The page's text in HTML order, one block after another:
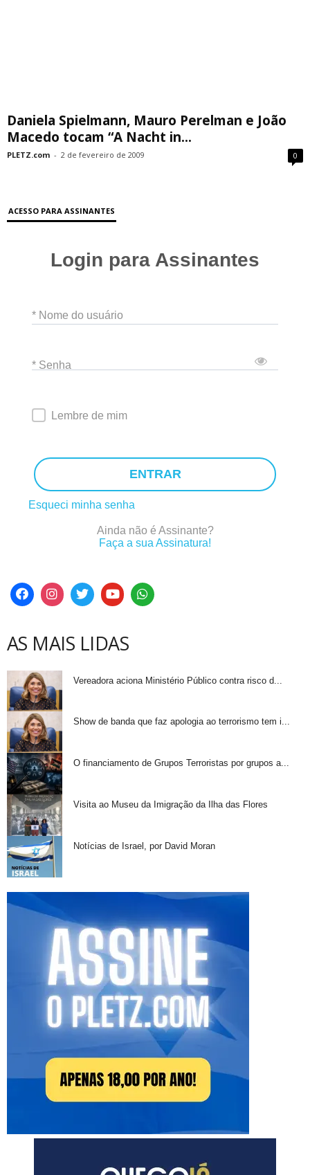
Daniela Spielmann, Mauro Perelman e João
Macedo tocam “A Nacht in...
PLETZ.com - 2 de fevereiro de 2009 0
ACESSO PARA ASSINANTES
Login para Assinantes
* Nome do usuário
* Senha
Lembre de mim
ENTRAR
Esqueci minha senha
Ainda não é Assinante?
Faça a sua Assinatura!
AS MAIS LIDAS
Vereadora aciona Ministério Público contra risco d...
Show de banda que faz apologia ao terrorismo tem i...
O financiamento de Grupos Terroristas por grupos a...
Visita ao Museu da Imigração da Ilha das Flores
Notícias de Israel, por David Moran